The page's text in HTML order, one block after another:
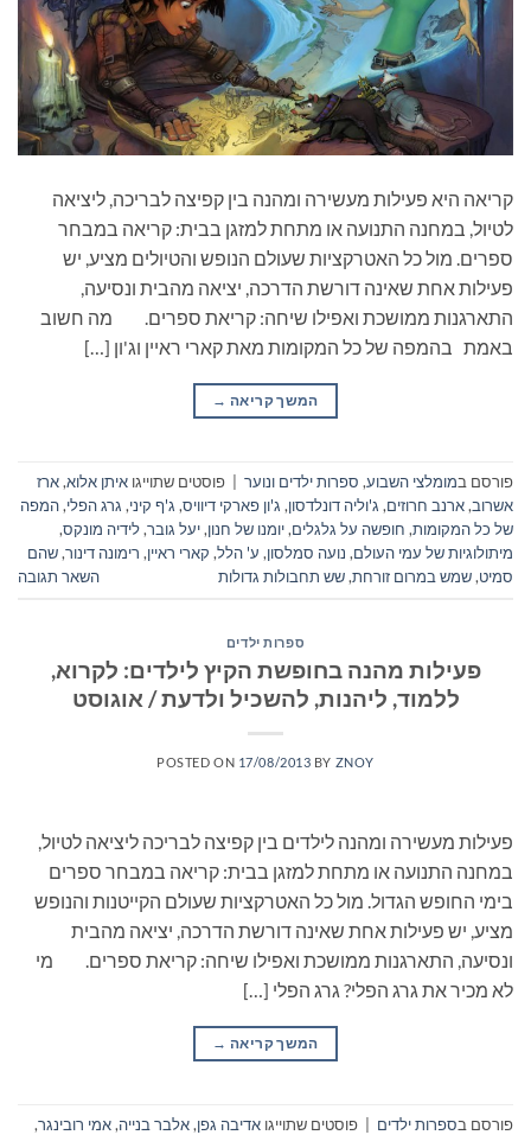
קריאה היא פעילות מעשירה ומהנה בין קפיצה לבריכה, ליציאה
לטיול, במחנה התנועה או מתחת למזגן בבית: קריאה במבחר
ספרים. מול כל האטרקציות שעולם הנופש והטיולים מציע, יש
פעילות אחת שאינה דורשת הדרכה, יציאה מהבית ונסיעה,
התארגנות ממושכת ואפילו שיחה: קריאת ספרים. מה חשוב
באמת בהמפה של כל המקומות מאת קארי ראיין וג'ון […]
המשך קריאה →
פורסם במומלצי השבוע, ספרות ילדים ונוער פוסטים שתוייגו איתן אלוא,ארז
אשרוב,ארנב חרוזים, ג'וליה דונלדסון, ג'ון פארקי דיוויס, ג'ף קיני, גרג הפלי,המפה
של כל המקומות, חופשה על גלגלים,יומנו של חנון,יעל גובר,לידיה מונקס,
מיתולוגיות של עמי העולם, נועה סמלסון, ע' הלל, קארי ראיין, רימונה דינור,שהם
סמיט,שמש במרום זורחת,שש תחבולות גדולות השאר תגובה
ספרות ילדים
פעילות מהנה בחופשת הקיץ לילדים: לקרוא,
ללמוד, ליהנות, להשכיל ולדעת / אוגוסט
POSTED ON 17/08/2013 BY ZNOY
פעילות מעשירה ומהנה לילדים בין קפיצה לבריכה ליציאה לטיול,
במחנה התנועה או מתחת למזגן בבית: קריאה במבחר ספרים
בימי החופש הגדול. מול כל האטרקציות שעולם הקייטנות והנופש
מציע, יש פעילות אחת שאינה דורשת הדרכה, יציאה מהבית
ונסיעה, התארגנות ממושכת ואפילו שיחה: קריאת ספרים. מי
לא מכיר את גרג הפלי? גרג הפלי […]
המשך קריאה →
פורסם בספרות ילדים פוסטים שתוייגו אדיבה גפן,אלבר בנייה,אמי רובינגר,